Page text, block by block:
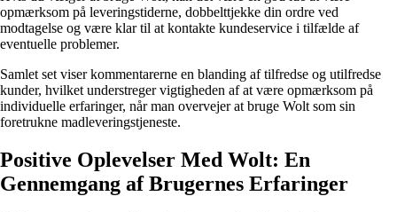
opmærksom på leveringstiderne, dobbelttjekke din ordre ved
modtagelse og være klar til at kontakte kundeservice i tilfælde af
eventuelle problemer.
Samlet set viser kommentarerne en blanding af tilfredse og utilfredse
kunder, hvilket understreger vigtigheden af at være opmærksom på
individuelle erfaringer, når man overvejer at bruge Wolt som sin
foretrukne madleveringstjeneste.
Positive Oplevelser Med Wolt: En
Gennemgang af Brugernes Erfaringer